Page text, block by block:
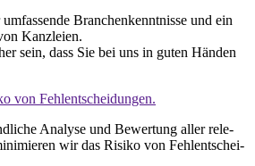
Bran­chen­kennt­nis­se und ein
Kanz­lei­en.
sein, dass Sie bei uns in guten Hän­den
von Fehl­ent­schei­dun­gen.
Ana­ly­se und Bewer­tung aller rele­
wir das Risi­ko von Fehl­ent­schei­